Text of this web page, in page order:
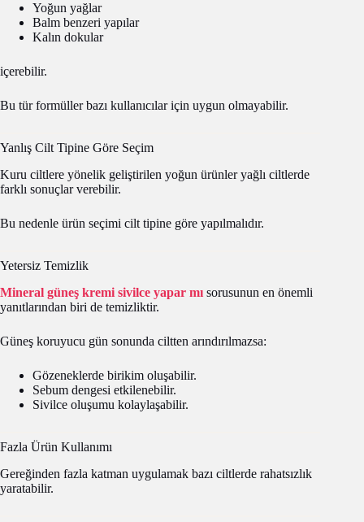
Yoğun yağlar
Balm benzeri yapılar
Kalın dokular
içerebilir.
Bu tür formüller bazı kullanıcılar için uygun olmayabilir.
Yanlış Cilt Tipine Göre Seçim
Kuru ciltlere yönelik geliştirilen yoğun ürünler yağlı ciltlerde
farklı sonuçlar verebilir.
Bu nedenle ürün seçimi cilt tipine göre yapılmalıdır.
Yetersiz Temizlik
Mineral güneş kremi sivilce yapar mı sorusunun en önemli
yanıtlarından biri de temizliktir.
Güneş koruyucu gün sonunda ciltten arındırılmazsa:
Gözeneklerde birikim oluşabilir.
Sebum dengesi etkilenebilir.
Sivilce oluşumu kolaylaşabilir.
Fazla Ürün Kullanımı
Gereğinden fazla katman uygulamak bazı ciltlerde rahatsızlık
yaratabilir.